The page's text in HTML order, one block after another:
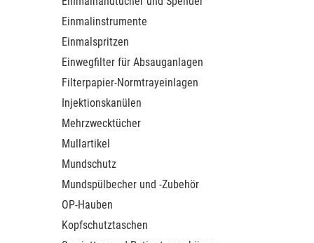
Einmalinstrumente
Einmalspritzen
Einwegfilter für Absauganlagen
Filterpapier-Normtrayeinlagen
Injektionskanülen
Mehrzwecktücher
Mullartikel
Mundschutz
Mundspülbecher und -Zubehör
OP-Hauben
Kopfschutztaschen